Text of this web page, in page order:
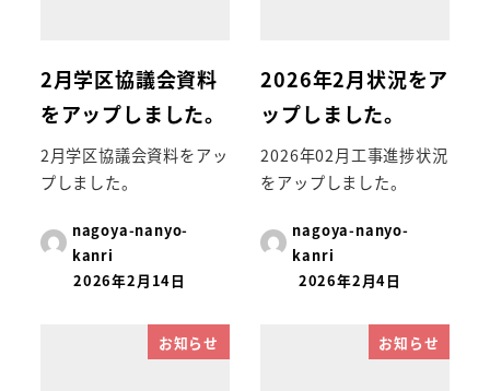
2月学区協議会資料
をアップしました。
2月学区協議会資料をアッ
プしました。
nagoya-nanyo-
kanri
2026年2月14日
2026年2月状況をア
ップしました。
2026年02月工事進捗状況
をアップしました。
nagoya-nanyo-
kanri
2026年2月4日
お知らせ お知らせ